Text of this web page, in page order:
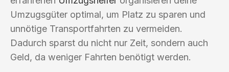
Umzugsgüter optimal, um Platz zu sparen und
unnötige Transportfahrten zu vermeiden.
Dadurch sparst du nicht nur Zeit, sondern auch
Geld, da weniger Fahrten benötigt werden.